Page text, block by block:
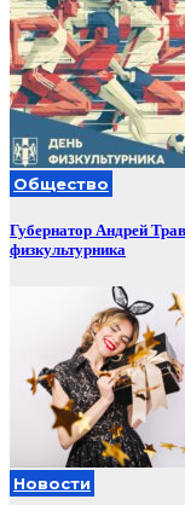
Общество
Губернатор Андрей
физкультурника
Новости